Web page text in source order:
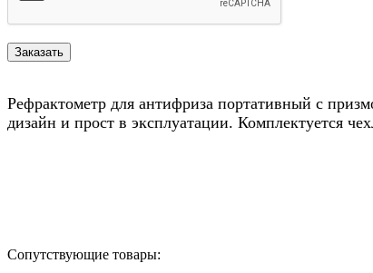
Рефрактометр для антифриза портативный с
дизайн и прост в эксплуатации. Комплектуется
Сопутствующие товары: